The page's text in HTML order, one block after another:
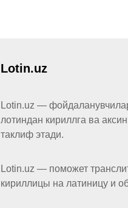
Lotin.uz
Lotin.uz —
лотиндан кириллга ва
таклиф этади.
Lotin.uz — поможет
кириллицы на латиницу и